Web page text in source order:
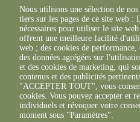
SITE
13 Av.
45000
02 38 42 13
SITE DE
9 ter Rue
37170
Nous utilisons une sélection de
tiers sur les pages de ce site web :
nécessaires pour utiliser le site
offrent une meilleure facilité
web ; des cookies de
des données agrégées sur
et des cookies de marketing, qui
contenus et des publicités
"ACCEPTER TOUT", vous
cookies. Vous pouvez accepter et
individuels et révoquer votre
moment sous "Paramètres".